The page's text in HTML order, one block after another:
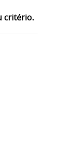
critério.